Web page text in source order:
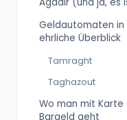
Geldautomaten in
ehrliche Überblick
Tamraght
Taghazout
Wo man mit Karte
Bargeld geht